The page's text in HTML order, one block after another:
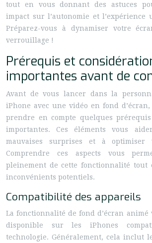
tout en vous donnant des astuces
impact sur l’autonomie et l’expérience
Préparez-vous à dynamiser votre
verrouillage !
Prérequis et
importantes avant de
Avant de vous lancer dans la
iPhone avec une vidéo en fond
prendre en compte quelques
importantes. Ces éléments vous
mauvaises surprises et à optimiser
Comprendre ces aspects vous
pleinement de cette fonctionnalité tout
inconvénients potentiels.
Compatibilité des appareils
La fonctionnalité de fond d’écran animé
disponible sur les iPhones
technologie. Généralement, cela inclut